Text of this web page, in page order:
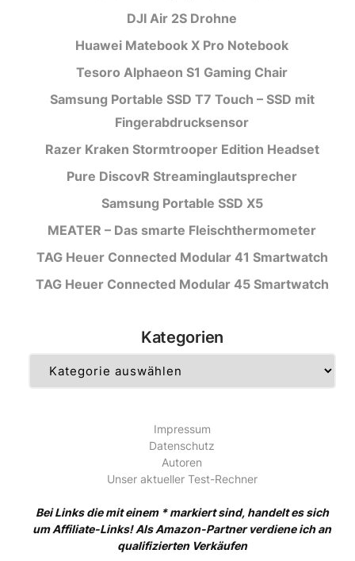
DJI Air 2S Drohne
Huawei Matebook X Pro Notebook
Tesoro Alphaeon S1 Gaming Chair
Samsung Portable SSD T7 Touch – SSD mit
Fingerabdrucksensor
Razer Kraken Stormtrooper Edition Headset
Pure DiscovR Streaminglautsprecher
Samsung Portable SSD X5
MEATER – Das smarte Fleischthermometer
TAG Heuer Connected Modular 41 Smartwatch
TAG Heuer Connected Modular 45 Smartwatch
Kategorien
Impressum
Datenschutz
Autoren
Unser aktueller Test-Rechner
Bei Links die mit einem * markiert sind, handelt es sich
um Affiliate-Links! Als Amazon-Partner verdiene ich an
qualifizierten Verkäufen